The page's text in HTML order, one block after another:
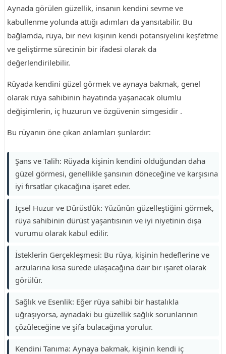
Aynada görülen güzellik, insanın kendini sevme ve
kabullenme yolunda attığı adımları da yansıtabilir. Bu
bağlamda, rüya, bir nevi kişinin kendi potansiyelini keşfetme
ve geliştirme sürecinin bir ifadesi olarak da
değerlendirilebilir.
Rüyada kendini güzel görmek ve aynaya bakmak, genel
olarak rüya sahibinin hayatında yaşanacak olumlu
değişimlerin, iç huzurun ve özgüvenin simgesidir .
Bu rüyanın öne çıkan anlamları şunlardır:
Şans ve Talih: Rüyada kişinin kendini olduğundan daha
güzel görmesi, genellikle şansının döneceğine ve karşısına
iyi fırsatlar çıkacağına işaret eder.
İçsel Huzur ve Dürüstlük: Yüzünün güzelleştiğini görmek,
rüya sahibinin dürüst yaşantısının ve iyi niyetinin dışa
vurumu olarak kabul edilir.
İsteklerin Gerçekleşmesi: Bu rüya, kişinin hedeflerine ve
arzularına kısa sürede ulaşacağına dair bir işaret olarak
görülür.
Sağlık ve Esenlik: Eğer rüya sahibi bir hastalıkla
uğraşıyorsa, aynadaki bu güzellik sağlık sorunlarının
çözüleceğine ve şifa bulacağına yorulur.
Kendini Tanıma: Aynaya bakmak, kişinin kendi iç